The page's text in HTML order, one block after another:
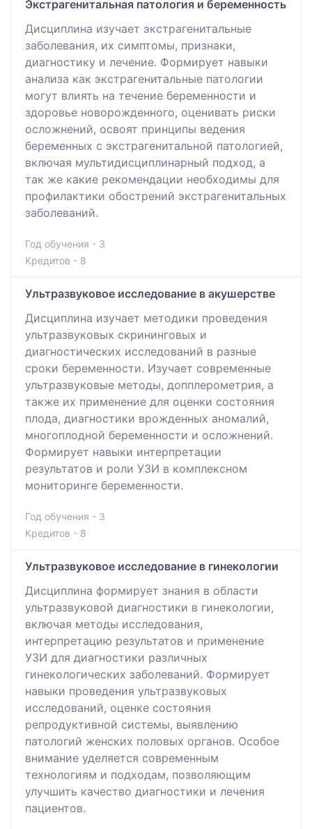
Экстрагенитальная патология и беременность
Дисциплина изучает экстрагенитальные
заболевания, их симптомы, признаки,
диагностику и лечение. Формирует навыки
анализа как экстрагенитальные патологии
могут влиять на течение беременности и
здоровье новорожденного, оценивать риски
осложнений, освоят принципы ведения
беременных с экстрагенитальной патологией,
включая мультидисциплинарный подход, а
так же какие рекомендации необходимы для
профилактики обострений экстрагенитальных
заболеваний.
Год обучения - 3
Кредитов - 8
Ультразвуковое исследование в акушерстве
Дисциплина изучает методики проведения
ультразвуковых скрининговых и
диагностических исследований в разные
сроки беременности. Изучает современные
ультразвуковые методы, допплерометрия, а
также их применение для оценки состояния
плода, диагностики врожденных аномалий,
многоплодной беременности и осложнений.
Формирует навыки интерпретации
результатов и роли УЗИ в комплексном
мониторинге беременности.
Год обучения - 3
Кредитов - 8
Ультразвуковое исследование в гинекологии
Дисциплина формирует знания в области
ультразвуковой диагностики в гинекологии,
включая методы исследования,
интерпретацию результатов и применение
УЗИ для диагностики различных
гинекологических заболеваний. Формирует
навыки проведения ультразвуковых
исследований, оценке состояния
репродуктивной системы, выявлению
патологий женских половых органов. Особое
внимание уделяется современным
технологиям и подходам, позволяющим
улучшить качество диагностики и лечения
пациентов.